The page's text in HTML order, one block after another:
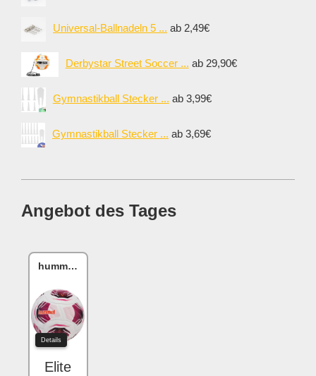
Universal-Ballnadeln 5 ... ab 2,49€
Derbystar Street Soccer ... ab 29,90€
Gymnastikball Stecker ... ab 3,99€
Gymnastikball Stecker ... ab 3,69€
Angebot des Tages
hummel hmlLEGACY
Details
Elite